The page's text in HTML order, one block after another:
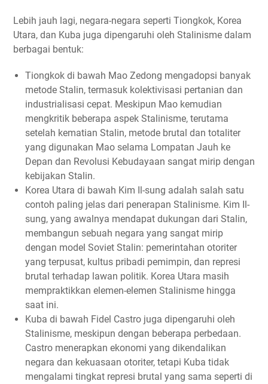
Lebih jauh lagi, negara-negara seperti Tiongkok, Korea
Utara, dan Kuba juga dipengaruhi oleh Stalinisme dalam
berbagai bentuk:
Tiongkok di bawah Mao Zedong mengadopsi banyak
metode Stalin, termasuk kolektivisasi pertanian dan
industrialisasi cepat. Meskipun Mao kemudian
mengkritik beberapa aspek Stalinisme, terutama
setelah kematian Stalin, metode brutal dan totaliter
yang digunakan Mao selama Lompatan Jauh ke
Depan dan Revolusi Kebudayaan sangat mirip dengan
kebijakan Stalin.
Korea Utara di bawah Kim Il-sung adalah salah satu
contoh paling jelas dari penerapan Stalinisme. Kim Il-
sung, yang awalnya mendapat dukungan dari Stalin,
membangun sebuah negara yang sangat mirip
dengan model Soviet Stalin: pemerintahan otoriter
yang terpusat, kultus pribadi pemimpin, dan represi
brutal terhadap lawan politik. Korea Utara masih
mempraktikkan elemen-elemen Stalinisme hingga
saat ini.
Kuba di bawah Fidel Castro juga dipengaruhi oleh
Stalinisme, meskipun dengan beberapa perbedaan.
Castro menerapkan ekonomi yang dikendalikan
negara dan kekuasaan otoriter, tetapi Kuba tidak
mengalami tingkat represi brutal yang sama seperti di